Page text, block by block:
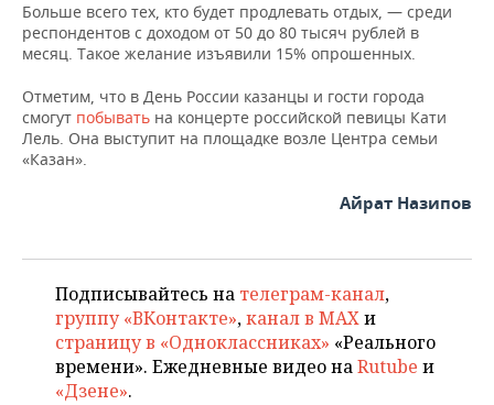
Больше всего тех, кто будет продлевать отдых, — среди
респондентов с доходом от 50 до 80 тысяч рублей в
месяц. Такое желание изъявили 15% опрошенных.
Отметим, что в День России казанцы и гости города
смогут побывать на концерте российской певицы Кати
Лель. Она выступит на площадке возле Центра семьи
«Казан».
Айрат Назипов
Подписывайтесь на телеграм-канал,
группу «ВКонтакте»,канал в MAXи
страницу в «Одноклассниках» «Реального
времени». Ежедневные видео наRutube и
«Дзене».